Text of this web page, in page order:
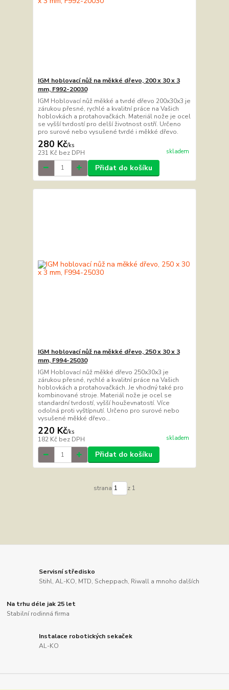
IGM hoblovací nůž na měkké dřevo, 200 x 30 x 3
mm, F992-20030
IGM Hoblovací nůž měkké a tvrdé dřevo 200x30x3 je
zárukou přesné, rychlé a kvalitní práce na Vašich
hoblovkách a protahovačkách. Materiál nože je ocel
se vyšší tvrdostí pro delší životnost ostří. Určeno
pro surové nebo vysušené tvrdé i měkké dřevo.
280 Kč/ks
231 Kč bez DPH skladem
Přidat do košíku
IGM hoblovací nůž na měkké dřevo, 250 x 30 x 3
mm, F994-25030
IGM Hoblovací nůž měkké dřevo 250x30x3 je
zárukou přesné, rychlé a kvalitní práce na Vašich
hoblovkách a protahovačkách. Je vhodný také pro
kombinované stroje. Materiál nože je ocel se
standardní tvrdostí, vyšší houževnatostí. Více
odolná proti vyštípnutí. Určeno pro surové nebo
vysušené měkké dřevo...
220 Kč/ks
182 Kč bez DPH skladem
Přidat do košíku
strana z 1
Servisní středisko
Stihl, AL-KO, MTD, Scheppach, Riwall a mnoho dalších
Na trhu déle jak 25 let
Stabilní rodinná firma
Instalace robotických sekaček
AL-KO